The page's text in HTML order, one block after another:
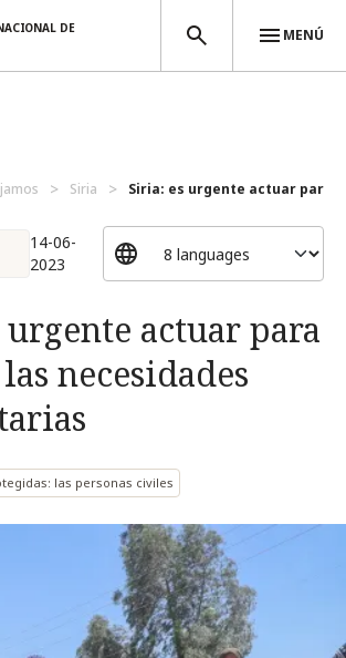
DE
MENÚ
Siria Siria: es urgente actuar para
14-06-
2023
actuar para
necesidades
las personas civiles